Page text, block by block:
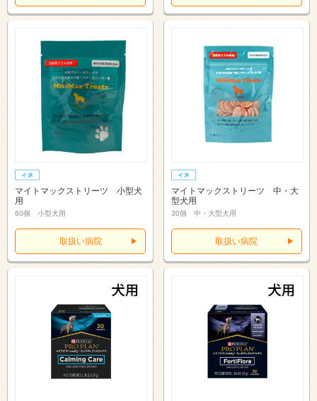
マイトマックストリーツ 小型犬
用
60個 小型犬用
取扱い病院
マイトマックストリーツ 中・大
型犬用
30個 中・大型犬用
取扱い病院